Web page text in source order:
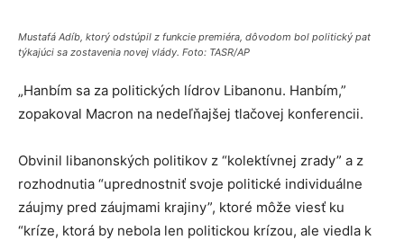
Mustafá Adíb, ktorý odstúpil z funkcie premiéra, dôvodom bol politický pat
týkajúci sa zostavenia novej vlády. Foto: TASR/AP
„Hanbím sa za politických lídrov Libanonu. Hanbím,”
zopakoval Macron na nedeľňajšej tlačovej konferencii.
Obvinil libanonských politikov z “kolektívnej zrady” a z
rozhodnutia “uprednostniť svoje politické individuálne
záujmy pred záujmami krajiny”, ktoré môže viesť ku
“kríze, ktorá by nebola len politickou krízou, ale viedla k